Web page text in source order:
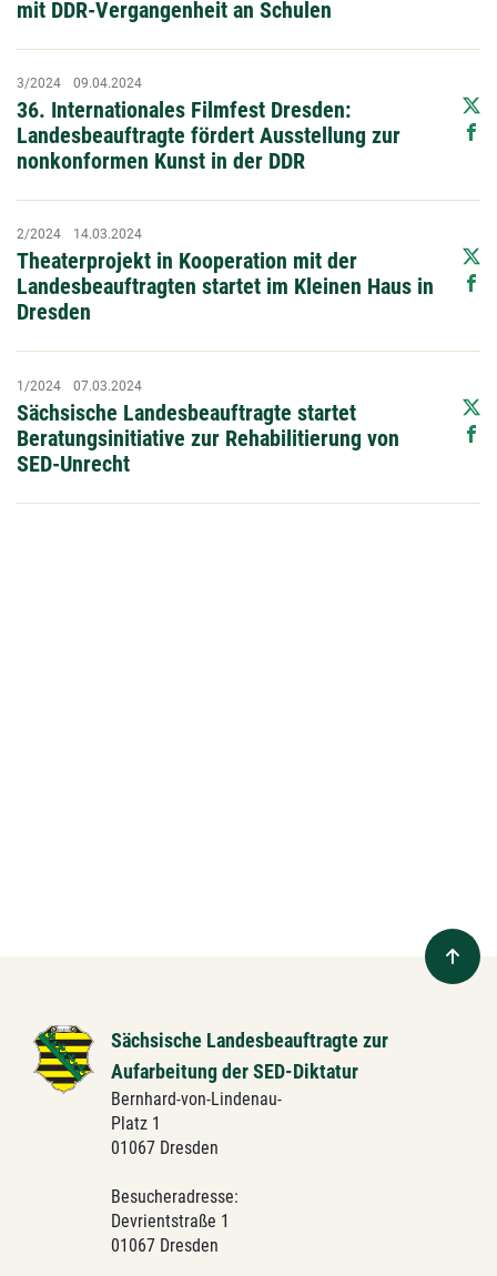
mit DDR-Vergangenheit an Schulen
36. Internationales Filmfest Dresden:
Landesbeauftragte fördert Ausstellung zur
nonkonformen Kunst in der DDR
3/2024 09.04.2024
Theaterprojekt in Kooperation mit der
Landesbeauftragten startet im Kleinen Haus in
Dresden
2/2024 14.03.2024
Sächsische Landesbeauftragte startet
Beratungsinitiative zur Rehabilitierung von
SED-Unrecht
1/2024 07.03.2024
Sächsische Landesbeauftragte zur
Aufarbeitung der SED-Diktatur
Bernhard-von-Lindenau-
Platz 1
01067 Dresden
Besucheradresse:
Devrientstraße 1
01067 Dresden